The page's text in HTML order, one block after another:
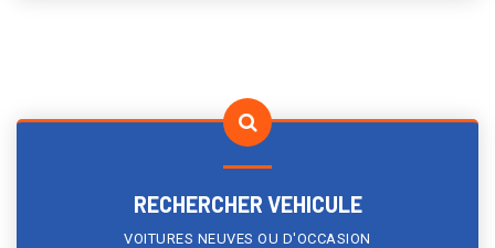
RECHERCHER VEHICULE
VOITURES NEUVES OU D'OCCASION